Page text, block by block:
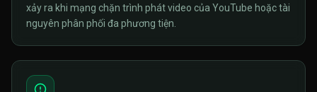
xảy ra khi mạng chặn trình phát video của YouTube hoặc tài
nguyên phân phối đa phương tiện.